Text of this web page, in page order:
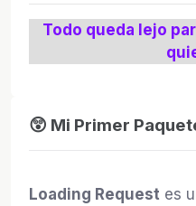
Todo queda lejo
😲 Mi Primer
Loading Request es